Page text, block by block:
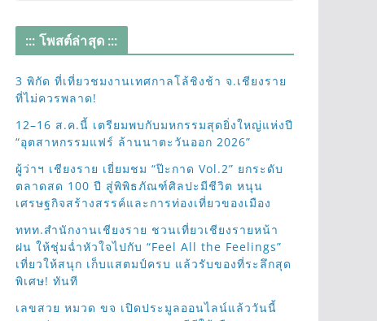
::: โพสต์ล่าสุด :::
3 พิกัด ที่เที่ยวชมงานเทศกาลโล้ชิงช้า จ.เชียงราย
ที่ไม่ควรพลาด!
12–16 ส.ค.นี้ เตรียมพบกับมหกรรมสุดยิ่งใหญ่แห่งปี
“อุตสาหกรรมแฟร์ ล้านนาตะวันออก 2026”
ผู้ว่าฯ เชียงราย เยี่ยมชม “ป๊ะกาด Vol.2” ยกระดับ
ตลาดสด 100 ปี สู่พิพิธภัณฑ์ศิลปะมีชีวิต หนุน
เศรษฐกิจสร้างสรรค์และการท่องเที่ยวของเมือง
ททท.สำนักงานเชียงราย ชวนเที่ยวเชียงรายหน้า
ฝน ให้ชุ่มฉ่ำหัวใจไปกับ “Feel All the Feelings”
เที่ยวให้สนุก เก็บแสตมป์ครบ แล้วรับของที่ระลึกสุด
พิเศษ! ทันที
เลขสวย หมวด ขจ เปิดประมูลออนไลน์แล้ววันนี้